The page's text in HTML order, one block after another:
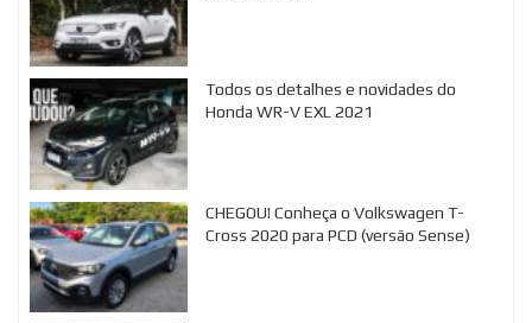
Todos os detalhes e novidades do
Honda WR-V EXL 2021
CHEGOU! Conheça o Volkswagen T-
Cross 2020 para PCD (versão Sense)